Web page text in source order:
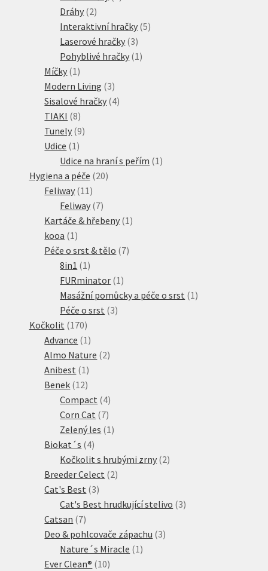
Dráhy 22
produkty
Interaktivní hračky 55
Laserové hračky 33
produkty
Pohyblivé hračky 1 1
Míčky 1 1
produkt
Modern Living 33
produkty
Sisalové hračky 44
TIAKI 88
produktů
Tunely 99
Udice 1 1
produkt
Udice na hraní s peřím 1 1
Hygiena a péče 2020
Feliway 11 11
produktů
Feliway 77
produktů
Kartáče & hřebeny 1 1
kooa 1 1
produkt
Péče o srst & tělo 77
8in1 1 1
produkt
FURminator 1 1
produkt
Masážní pomůcky a péče o srst 1 1
Péče o srst 33
Kočkolit 170170
produktů
Advance 1 1
produkt
Almo Nature 22
Anibest 1 1
produkt
Benek 1212
produktů
Compact 44
produkty
Corn Cat 77
produktů
Zelený les 1 1
Biokat´s 44
produkty
Kočkolit s hrubými zrny 22
Breeder Celect 22
Cat's Best 33
produkty
Cat's Best hrudkující stelivo 33
Catsan 77
produktů
Deo & pohlcovače zápachu 33
Nature´s Miracle 1 1
Ever Clean® 1010